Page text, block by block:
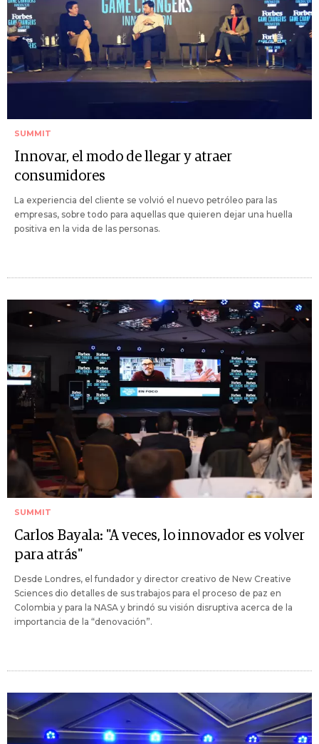
SUMMIT
Innovar, el modo de llegar y atraer
consumidores
La experiencia del cliente se volvió el nuevo petróleo para las
empresas, sobre todo para aquellas que quieren dejar una huella
positiva en la vida de las personas.
SUMMIT
Carlos Bayala: "A veces, lo innovador es volver
para atrás"
Desde Londres, el fundador y director creativo de New Creative
Sciences dio detalles de sus trabajos para el proceso de paz en
Colombia y para la NASA y brindó su visión disruptiva acerca de la
importancia de la “denovación”.